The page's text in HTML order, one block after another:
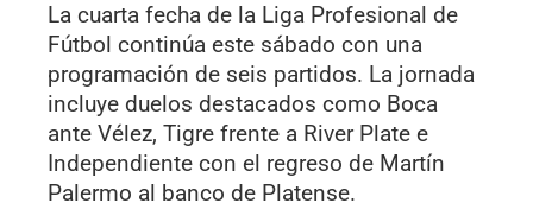
La cuarta fecha de la Liga Profesional de
Fútbol continúa este sábado con una
programación de seis partidos. La jornada
incluye duelos destacados como Boca
ante Vélez, Tigre frente a River Plate e
Independiente con el regreso de Martín
Palermo al banco de Platense.